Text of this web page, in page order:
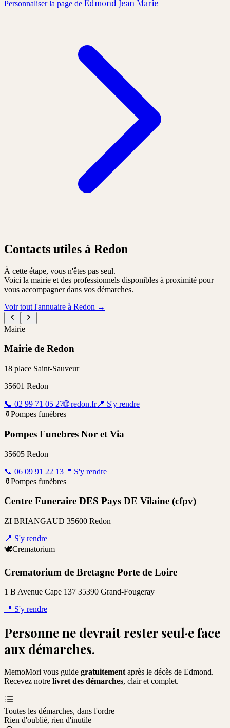
Personnaliser la page de Edmond Jean Marie
Contacts utiles à Redon
À cette étape, vous n'êtes pas seul.
Voici la mairie et des professionnels disponibles à proximité pour
vous accompagner dans vos démarches.
Voir tout l'annuaire à Redon →
Mairie
Mairie de Redon
18 place Saint-Sauveur
35601 Redon
📞 02 99 71 05 27🌐 redon.fr📍 S'y rendre
⚱️Pompes funèbres
Pompes Funebres Nor et Via
35605 Redon
📞 06 09 91 22 13 📍 S'y rendre
⚱️Pompes funèbres
Centre Funeraire DES Pays DE Vilaine (cfpv)
ZI BRIANGAUD 35600 Redon
📍 S'y rendre
🕊️Crematorium
Crematorium de Bretagne Porte de Loire
1 B Avenue Cape 137 35390 Grand-Fougeray
📍 S'y rendre
Personne ne devrait rester seul·e face
aux démarches.
MemoMori vous guide gratuitement après le décès de Edmond.
Recevez notre livret des démarches, clair et complet.
Toutes les démarches, dans l'ordre
Rien d'oublié, rien d'inutile